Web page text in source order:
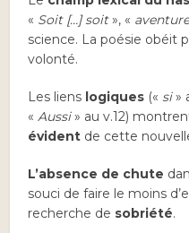
« Soit […] soit», «
science. La poésie obéit
volonté.
Les liens logiques (« si»
«Aussi» au v.12)
évident de cette
L’absence de chute
souci de faire le moins
recherche de sobriété.